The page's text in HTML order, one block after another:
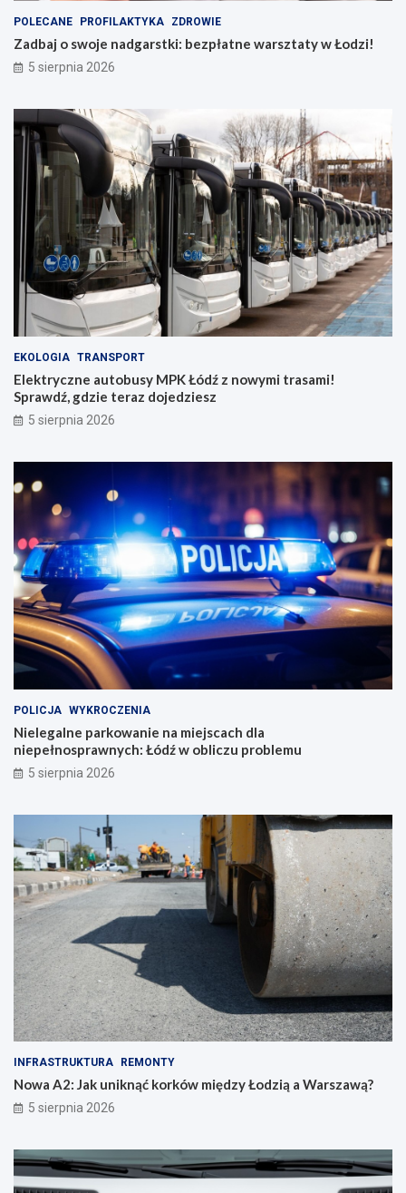
POLECANE PROFILAKTYKA ZDROWIE
Zadbaj o swoje nadgarstki: bezpłatne warsztaty w Łodzi!
5 sierpnia 2026
EKOLOGIA TRANSPORT
Elektryczne autobusy MPK Łódź z nowymi trasami!
Sprawdź, gdzie teraz dojedziesz
5 sierpnia 2026
POLICJA WYKROCZENIA
Nielegalne parkowanie na miejscach dla
niepełnosprawnych: Łódź w obliczu problemu
5 sierpnia 2026
INFRASTRUKTURA REMONTY
Nowa A2: Jak uniknąć korków między Łodzią a Warszawą?
5 sierpnia 2026